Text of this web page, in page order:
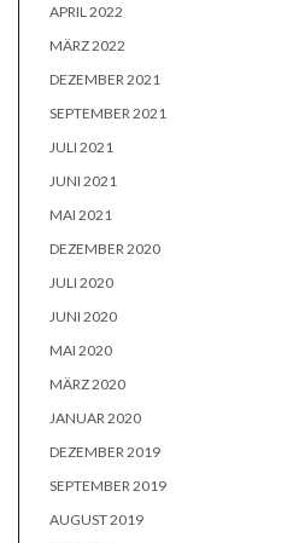
APRIL 2022
MÄRZ 2022
DEZEMBER 2021
SEPTEMBER 2021
JULI 2021
JUNI 2021
MAI 2021
DEZEMBER 2020
JULI 2020
JUNI 2020
MAI 2020
MÄRZ 2020
JANUAR 2020
DEZEMBER 2019
SEPTEMBER 2019
AUGUST 2019